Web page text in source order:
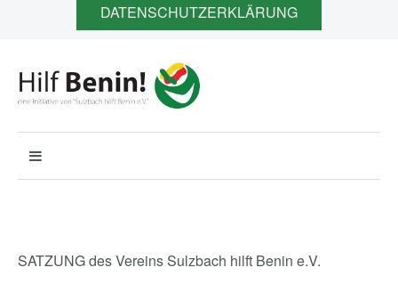
DATENSCHUTZERKLÄRUNG
SATZUNG des Vereins Sulzbach hilft Benin e.V.